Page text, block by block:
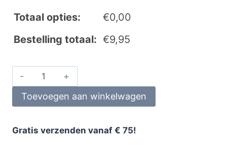
Totaal opties:
€0,00
Bestelling totaal: €9,95
Toevoegen aan winkelwagen
Gratis verzenden vanaf € 75!